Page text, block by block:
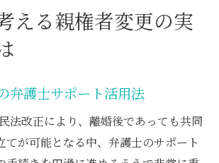
える親権者変更の実
弁護士サポート活用法
法改正により、離婚後であっても共同
てが可能となる中、弁護士のサポート